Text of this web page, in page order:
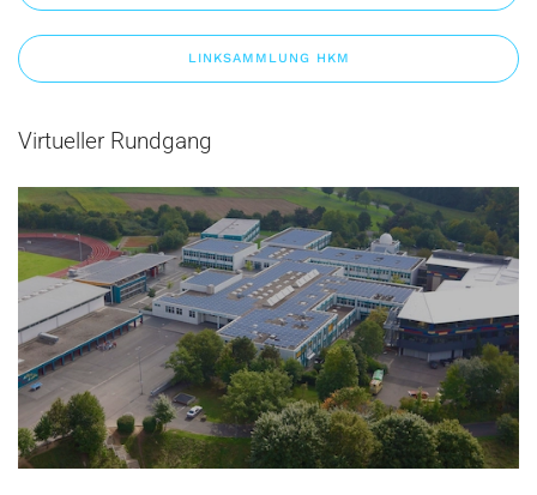
LINKSAMMLUNG HKM
Virtueller Rundgang